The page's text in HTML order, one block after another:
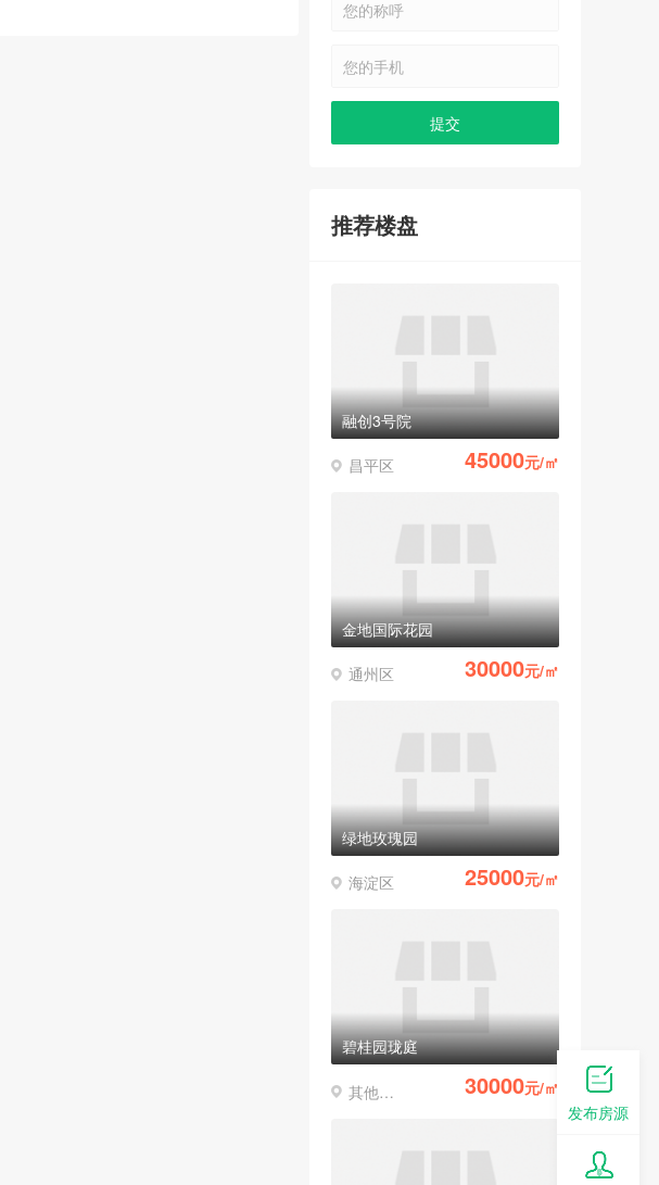
推荐楼盘
融创3号院
昌平区 45000元/㎡
金地国际花园
通州区 30000元/㎡
绿地玫瑰园
海淀区 25000元/㎡
碧桂园珑庭
其他区县 30000元/㎡
发布房源